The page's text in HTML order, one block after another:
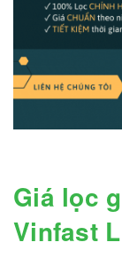
Giá lọc
Vinfast